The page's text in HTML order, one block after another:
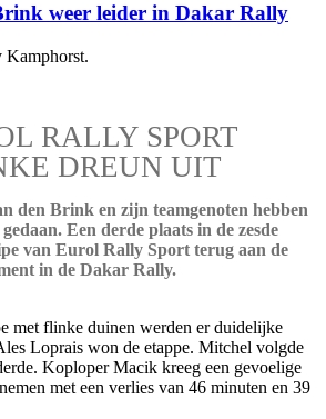
weer leider in Dakar Rally
Kamphorst.
RALLY SPORT
DREUN UIT
den Brink en zijn teamgenoten hebben
Een derde plaats in de zesde
van Eurol Rally Sport terug aan de
in de Dakar Rally.
met flinke duinen werden er duidelijke
Loprais won de etappe. Mitchel volgde
Koploper Macik kreeg een gevoelige
met een verlies van 46 minuten en 39